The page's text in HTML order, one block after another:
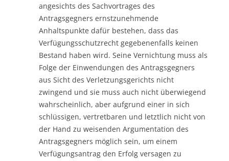
angesichts des Sachvortrages des
Antragsgegners ernstzunehmende
Anhaltspunkte dafür bestehen, dass das
Verfügungsschutzrecht gegebenenfalls keinen
Bestand haben wird. Seine Vernichtung muss als
Folge der Einwendungen des Antragsgegners
aus Sicht des Verletzungsgerichts nicht
zwingend und sie muss auch nicht überwiegend
wahrscheinlich, aber aufgrund einer in sich
schlüssigen, vertretbaren und letztlich nicht von
der Hand zu weisenden Argumentation des
Antragsgegners möglich sein, um einem
Verfügungsantrag den Erfolg versagen zu